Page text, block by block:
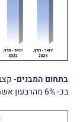
בתחום המבנים-
בכ- 6% מהרבעון אשתקד, אך הוא עדין גבוה משמעותית ביחס לשנים עברו.